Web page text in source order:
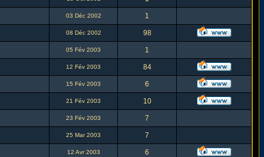
03 Déc 2002 1
08 Déc 2002 98
05 Fév 2003 1
12 Fév 2003 84
15 Fév 2003 6
21 Fév 2003 10
23 Fév 2003 7
25 Mar 2003 7
12 Avr 2003 6